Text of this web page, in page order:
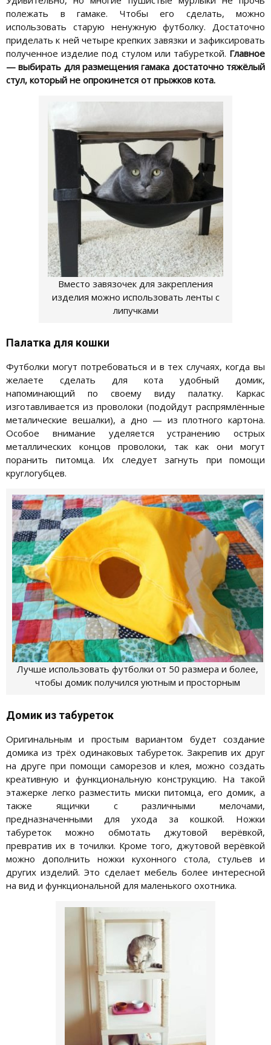
полежать в гамаке. Чтобы его сделать, можно
использовать старую ненужную футболку. Достаточно
приделать к ней четыре крепких завязки и зафиксировать
полученное изделие под стулом или табуреткой. Главное
— выбирать для размещения гамака достаточно тяжёлый
стул, который не опрокинется от прыжков кота.
Вместо завязочек для закрепления
изделия можно использовать ленты с
липучками
Палатка для кошки
Футболки могут потребоваться и в тех случаях, когда вы
желаете сделать для кота удобный домик,
напоминающий по своему виду палатку. Каркас
изготавливается из проволоки (подойдут распрямлённые
металические вешалки), а дно — из плотного картона.
Особое внимание уделяется устранению острых
металлических концов проволоки, так как они могут
поранить питомца. Их следует загнуть при помощи
круглогубцев.
Лучше использовать футболки от 50 размера и более,
чтобы домик получился уютным и просторным
Домик из табуреток
Оригинальным и простым вариантом будет создание
домика из трёх одинаковых табуреток. Закрепив их друг
на друге при помощи саморезов и клея, можно создать
креативную и функциональную конструкцию. На такой
этажерке легко разместить миски питомца, его домик, а
также ящички с различными мелочами,
предназначенными для ухода за кошкой. Ножки
табуреток можно обмотать джутовой верёвкой,
превратив их в точилки. Кроме того, джутовой верёвкой
можно дополнить ножки кухонного стола, стульев и
других изделий. Это сделает мебель более интересной
на вид и функциональной для маленького охотника.